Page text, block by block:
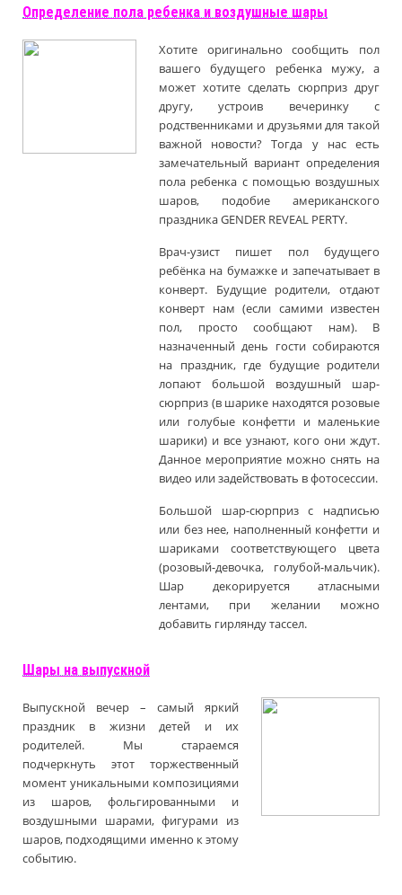
Определение пола ребенка и воздушные шары
Хотите оригинально сообщить пол
вашего будущего ребенка мужу, а
может хотите сделать сюрприз друг
другу, устроив вечеринку с
родственниками и друзьями для такой
важной новости? Тогда у нас есть
замечательный вариант определения
пола ребенка с помощью воздушных
шаров, подобие американского
праздника GENDER REVEAL PERTY.
Врач-узист пишет пол будущего
ребёнка на бумажке и запечатывает в
конверт. Будущие родители, отдают
конверт нам (если самими известен
пол, просто сообщают нам). В
назначенный день гости собираются
на праздник, где будущие родители
лопают большой воздушный шар-
сюрприз (в шарике находятся розовые
или голубые конфетти и маленькие
шарики) и все узнают, кого они ждут.
Данное мероприятие можно снять на
видео или задействовать в фотосессии.
Большой шар-сюрприз с надписью
или без нее, наполненный конфетти и
шариками соответствующего цвета
(розовый-девочка, голубой-мальчик).
Шар декорируется атласными
лентами, при желании можно
добавить гирлянду тассел.
Шары на выпускной
Выпускной вечер – самый яркий
праздник в жизни детей и их
родителей. Мы стараемся
подчеркнуть этот торжественный
момент уникальными композициями
из шаров, фольгированными и
воздушными шарами, фигурами из
шаров, подходящими именно к этому
событию.